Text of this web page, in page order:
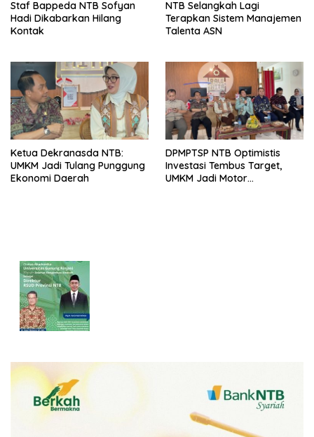
Staf Bappeda NTB Sofyan
Hadi Dikabarkan Hilang
Kontak
NTB Selangkah Lagi
Terapkan Sistem Manajemen
Talenta ASN
Ketua Dekranasda NTB:
UMKM Jadi Tulang Punggung
Ekonomi Daerah
DPMPTSP NTB Optimistis
Investasi Tembus Target,
UMKM Jadi Motor